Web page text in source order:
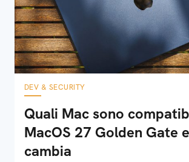
DEV & SECURITY
Quali Mac sono
MacOS 27 Golden Gate
cambia